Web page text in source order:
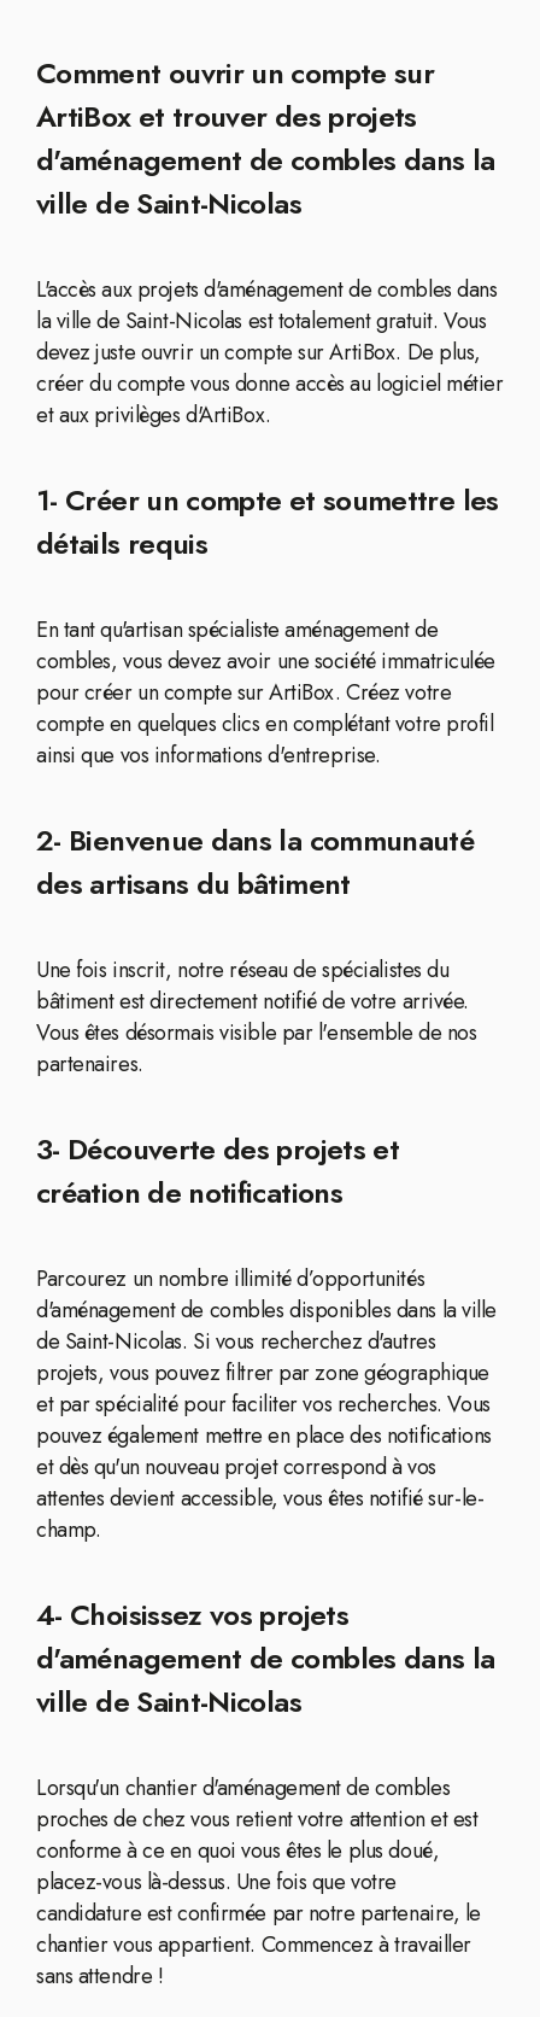
Comment ouvrir un compte sur
ArtiBox et trouver des projets
d'aménagement de combles dans la
ville de Saint-Nicolas
L'accès aux projets d'aménagement de combles dans
la ville de Saint-Nicolas est totalement gratuit. Vous
devez juste ouvrir un compte sur ArtiBox. De plus,
créer du compte vous donne accès au logiciel métier
et aux privilèges d'ArtiBox.
1- Créer un compte et soumettre les
détails requis
En tant qu'artisan spécialiste aménagement de
combles, vous devez avoir une société immatriculée
pour créer un compte sur ArtiBox. Créez votre
compte en quelques clics en complétant votre profil
ainsi que vos informations d'entreprise.
2- Bienvenue dans la communauté
des artisans du bâtiment
Une fois inscrit, notre réseau de spécialistes du
bâtiment est directement notifié de votre arrivée.
Vous êtes désormais visible par l'ensemble de nos
partenaires.
3- Découverte des projets et
création de notifications
Parcourez un nombre illimité d’opportunités
d'aménagement de combles disponibles dans la ville
de Saint-Nicolas. Si vous recherchez d'autres
projets, vous pouvez filtrer par zone géographique
et par spécialité pour faciliter vos recherches. Vous
pouvez également mettre en place des notifications
et dès qu'un nouveau projet correspond à vos
attentes devient accessible, vous êtes notifié sur-le-
champ.
4- Choisissez vos projets
d'aménagement de combles dans la
ville de Saint-Nicolas
Lorsqu'un chantier d'aménagement de combles
proches de chez vous retient votre attention et est
conforme à ce en quoi vous êtes le plus doué,
placez-vous là-dessus. Une fois que votre
candidature est confirmée par notre partenaire, le
chantier vous appartient. Commencez à travailler
sans attendre !